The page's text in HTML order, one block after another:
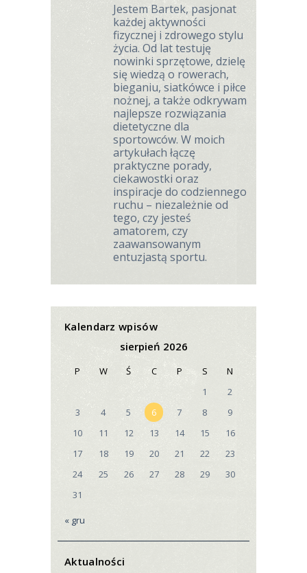
Jestem Bartek, pasjonat
każdej aktywności
fizycznej i zdrowego stylu
życia. Od lat testuję
nowinki sprzętowe, dzielę
się wiedzą o rowerach,
bieganiu, siatkówce i piłce
nożnej, a także odkrywam
najlepsze rozwiązania
dietetyczne dla
sportowców. W moich
artykułach łączę
praktyczne porady,
ciekawostki oraz
inspiracje do codziennego
ruchu – niezależnie od
tego, czy jesteś
amatorem, czy
zaawansowanym
entuzjastą sportu.
Kalendarz wpisów
sierpień 2026
P W Ś C P S
N
1
2
3
4 5 6 7 8
9
10
11 12 13 14 15
16
17
18 19 20 21 22
23
24
25 26 27 28 29
30
31
« gru
Aktualności